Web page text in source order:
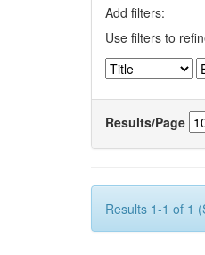
Add filters:
Use filters to
Results/Page
Results 1-1 of 1